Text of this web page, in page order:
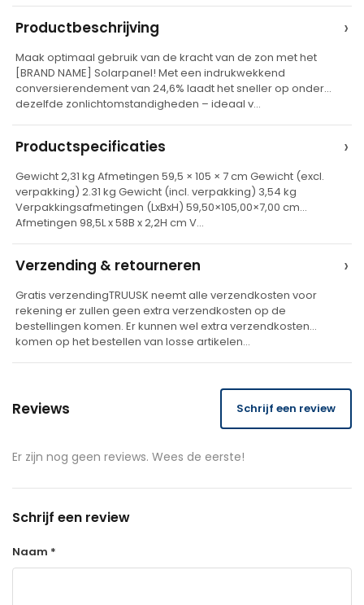
t
e
r
a
t
v
e
Productbeschrijving ›
Maak optimaal gebruik van de kracht van de zon met het
[BRAND NAME] Solarpanel! Met een indrukwekkend
conversierendement van 24,6% laadt het sneller op onder
dezelfde zonlichtomstandigheden – ideaal v…
Productspecificaties ›
Gewicht 2,31 kg Afmetingen 59,5 × 105 × 7 cm Gewicht (excl.
verpakking) 2.31 kg Gewicht (incl. verpakking) 3,54 kg
Verpakkingsafmetingen (LxBxH) 59,50×105,00×7,00 cm
Afmetingen 98,5L x 58B x 2,2H cm V…
Verzending & retourneren ›
Gratis verzendingTRUUSK neemt alle verzendkosten voor
rekening er zullen geen extra verzendkosten op de
bestellingen komen. Er kunnen wel extra verzendkosten
komen op het bestellen van losse artikelen…
Reviews Schrijf een review
Er zijn nog geen reviews. Wees de eerste!
Schrijf een review
Naam *